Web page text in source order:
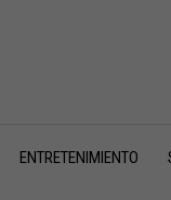
ENTRETENIMIENTO